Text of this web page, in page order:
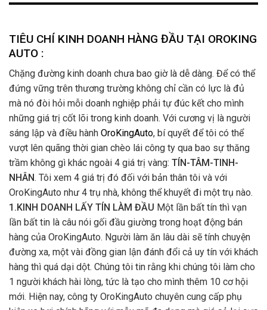
TIÊU CHÍ KINH DOANH HÀNG ĐẦU TẠI OROKING
AUTO :
Chặng đường kinh doanh chưa bao giờ là dễ dàng. Để có thể
đứng vững trên thương trường không chỉ cần có lực là đủ
mà nó đòi hỏi mỗi doanh nghiệp phải tự đúc kết cho mình
những giá trị cốt lõi trong kinh doanh. Với cương vị là người
sáng lập và điều hành OroKingAuto, bí quyết để tôi có thể
vượt lên quãng thời gian chèo lái công ty qua bao sự thăng
trầm không gì khác ngoài 4 giá trị vàng: TÍN-TÂM-TINH-
NHÂN. Tôi xem 4 giá trị đó đối với bản thân tôi và với
OroKingAuto như 4 trụ nhà, không thể khuyết đi một trụ nào.
1.KINH DOANH LẤY TÍN LÀM ĐẦU Một lần bất tín thì vạn
lần bất tin là câu nói gối đầu giường trong hoạt động bán
hàng của OroKingAuto. Người làm ăn lâu dài sẽ tính chuyện
đường xa, một vài đồng gian lận đánh đổi cả uy tín với khách
hàng thì quá dại dột. Chúng tôi tin rằng khi chúng tôi làm cho
1 người khách hài lòng, tức là tạo cho mình thêm 10 cơ hội
mới. Hiện nay, công ty OroKingAuto chuyên cung cấp phụ